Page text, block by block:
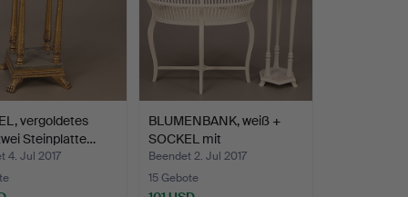
vergoldetes
Steinplatte…
4. Jul 2017
BLUMENBANK, weiß +
SOCKEL mit
Steinplatten…
Beendet 2. Jul 2017
15 Gebote